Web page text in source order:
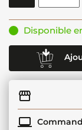
Disponible